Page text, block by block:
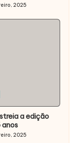
2025
a edição
2025